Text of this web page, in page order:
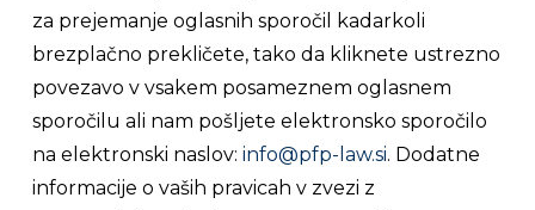
za prejemanje oglasnih sporočil kadarkoli
brezplačno prekličete, tako da kliknete ustrezno
povezavo v vsakem posameznem oglasnem
sporočilu ali nam pošljete elektronsko sporočilo
na elektronski naslov: info@pfp-law.si. Dodatne
informacije o vaših pravicah v zvezi z